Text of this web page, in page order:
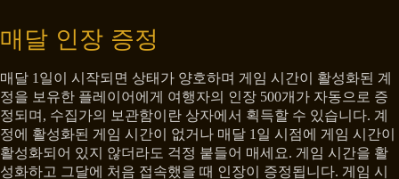
매달 인장 증정
매달 1일이 시작되면 상태가 양호하며 게임 시간이 활성화된 계
정을 보유한 플레이어에게 여행자의 인장 500개가 자동으로 증
정되며, 수집가의 보관함이란 상자에서 획득할 수 있습니다. 계
정에 활성화된 게임 시간이 없거나 매달 1일 시점에 게임 시간이
활성화되어 있지 않더라도 걱정 붙들어 매세요. 게임 시간을 활
성화하고 그달에 처음 접속했을 때 인장이 증정됩니다. 게임 시